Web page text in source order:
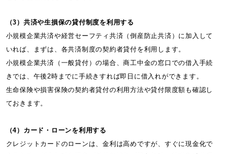
（3）共済や生損保の貸付制度を利用する
小規模企業共済や経営セーフティ共済（倒産防止共済）に加入して
いれば、まずは、各共済制度の契約者貸付を利用します。
小規模企業共済（一般貸付）の場合、商工中金の窓口での借入手続
きでは、午後2時までに手続きすれば即日に借入れができます。
生命保険や損害保険の契約者貸付の利用方法や貸付限度額も確認し
ておきます。
（4）カード・ローンを利用する
クレジットカードのローンは、金利は高めですが、すぐに現金化で